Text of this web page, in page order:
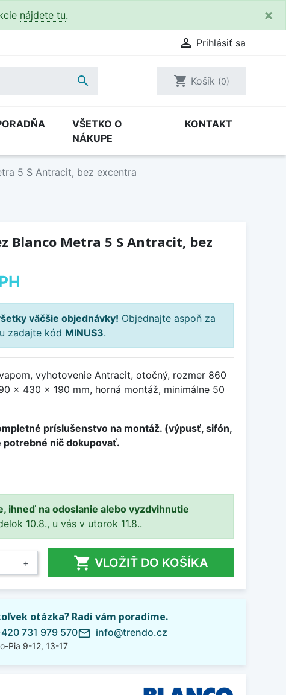
nájdete tu. ×
 Prihlásiť sa
 shopping_cart Košík (0)
VŠETKO O
NÁKUPE
KONTAKT
5 S Antracit, bez excentra
Blanco Metra 5 S Antracit, bez
väčšie objednávky! Objednajte aspoň za
zadajte kód MINUS3.
vyhotovenie Antracit, otočný, rozmer 860
x 430 x 190 mm, horná montáž, minimálne 50
príslušenstvo na montáž. (výpusť, sifón,
nič dokupovať.
ihneď na odoslanie alebo vyzdvihnutie
10.8., u vás v utorok 11.8..
+  VLOŽIŤ DO KOŠÍKA
otázka? Radi vám poradíme.
731 979 570
Pia 9-12, 13-17
mail_outline info@trendo.cz